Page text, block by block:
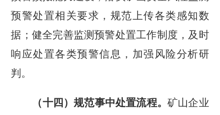
预警处置相关要求，规范上传各类感知数
据；健全完善监测预警处置工作制度，及时
响应处置各类预警信息，加强风险分析研
判。
（十四）规范事中处置流程。 矿山企业